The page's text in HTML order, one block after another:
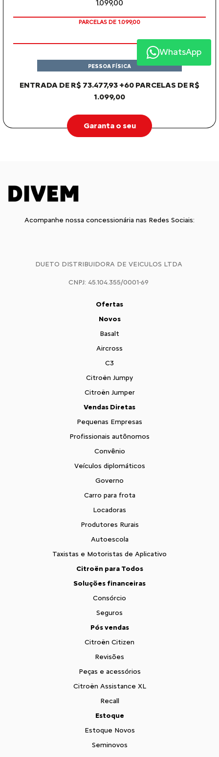
PARCELAS DE 1.099,00
ENTRADA DE R$ 73.477,93 +60 PARCELAS DE R$
1.099,00
PESSOA FÍSICA
Garanta o seu
Acompanhe nossa concessionária nas Redes Sociais:
DUETO DISTRIBUIDORA DE VEICULOS LTDA
CNPJ: 45.104.355/0001-69
Ofertas
Novos
Basalt
Aircross
C3
Citroën Jumpy
Citroën Jumper
Vendas Diretas
Pequenas Empresas
Profissionais autônomos
Convênio
Veículos diplomáticos
Governo
Carro para frota
Locadoras
Produtores Rurais
Autoescola
Taxistas e Motoristas de Aplicativo
Citroën para Todos
Soluções financeiras
Consórcio
Seguros
Pós vendas
Citroën Citizen
Revisões
Peças e acessórios
Citroën Assistance XL
Recall
Estoque
Estoque Novos
Seminovos
WhatsApp